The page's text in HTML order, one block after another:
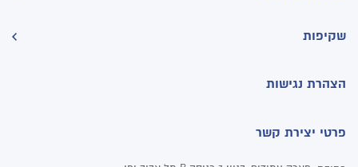
שקיפות
הצהרת נגישות
פרטי יצירת קשר